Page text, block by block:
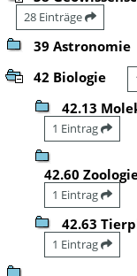
28 Einträge
39 Astronomie
42 Biologie
42.13
1 Eintrag
42.60
1 Eintrag
42.63
1 Eintrag